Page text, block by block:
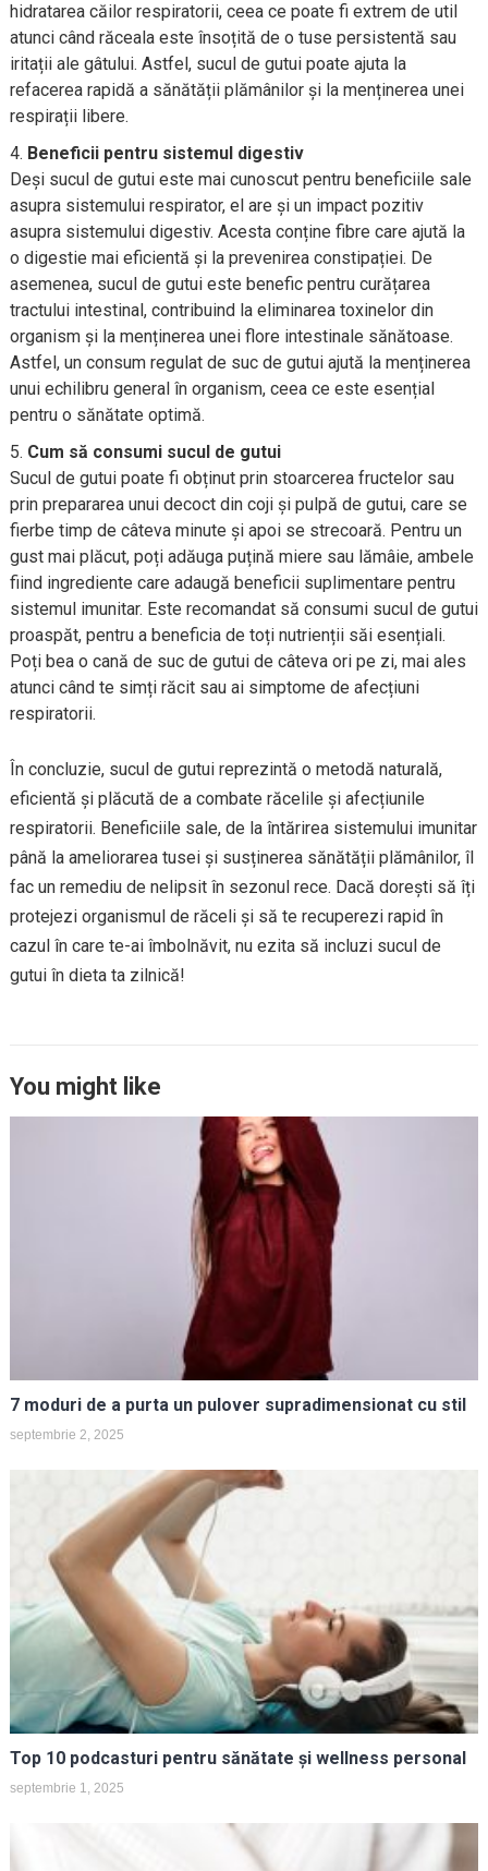
hidratarea căilor respiratorii, ceea ce poate fi extrem de util
atunci când răceala este însoțită de o tuse persistentă sau
iritații ale gâtului. Astfel, sucul de gutui poate ajuta la
refacerea rapidă a sănătății plămânilor și la menținerea unei
respirații libere.
Beneficii pentru sistemul digestiv
Deși sucul de gutui este mai cunoscut pentru beneficiile sale
asupra sistemului respirator, el are și un impact pozitiv
asupra sistemului digestiv. Acesta conține fibre care ajută la
o digestie mai eficientă și la prevenirea constipației. De
asemenea, sucul de gutui este benefic pentru curățarea
tractului intestinal, contribuind la eliminarea toxinelor din
organism și la menținerea unei flore intestinale sănătoase.
Astfel, un consum regulat de suc de gutui ajută la menținerea
unui echilibru general în organism, ceea ce este esențial
pentru o sănătate optimă.
Cum să consumi sucul de gutui
Sucul de gutui poate fi obținut prin stoarcerea fructelor sau
prin prepararea unui decoct din coji și pulpă de gutui, care se
fierbe timp de câteva minute și apoi se strecoară. Pentru un
gust mai plăcut, poți adăuga puțină miere sau lămâie, ambele
fiind ingrediente care adaugă beneficii suplimentare pentru
sistemul imunitar. Este recomandat să consumi sucul de gutui
proaspăt, pentru a beneficia de toți nutrienții săi esențiali.
Poți bea o cană de suc de gutui de câteva ori pe zi, mai ales
atunci când te simți răcit sau ai simptome de afecțiuni
respiratorii.
În concluzie, sucul de gutui reprezintă o metodă naturală,
eficientă și plăcută de a combate răcelile și afecțiunile
respiratorii. Beneficiile sale, de la întărirea sistemului imunitar
până la ameliorarea tusei și susținerea sănătății plămânilor, îl
fac un remediu de nelipsit în sezonul rece. Dacă dorești să îți
protejezi organismul de răceli și să te recuperezi rapid în
cazul în care te-ai îmbolnăvit, nu ezita să incluzi sucul de
gutui în dieta ta zilnică!
You might like
7 moduri de a purta un pulover supradimensionat cu stil
septembrie 2, 2025
Top 10 podcasturi pentru sănătate și wellness personal
septembrie 1, 2025